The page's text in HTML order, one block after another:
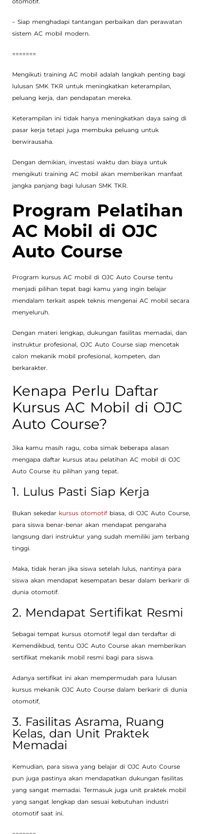
– Siap menghadapi tantangan perbaikan dan perawatan
sistem AC mobil modern.
=======
Mengikuti training AC mobil adalah langkah penting bagi
lulusan SMK TKR untuk meningkatkan keterampilan,
peluang kerja, dan pendapatan mereka.
Keterampilan ini tidak hanya meningkatkan daya saing di
pasar kerja tetapi juga membuka peluang untuk
berwirausaha.
Dengan demikian, investasi waktu dan biaya untuk
mengikuti training AC mobil akan memberikan manfaat
jangka panjang bagi lulusan SMK TKR.
Program Pelatihan
AC Mobil di OJC
Auto Course
Program kursus AC mobil di OJC Auto Course tentu
menjadi pilihan tepat bagi kamu yang ingin belajar
mendalam terkait aspek teknis mengenai AC mobil secara
menyeluruh.
Dengan materi lengkap, dukungan fasilitas memadai, dan
instruktur profesional, OJC Auto Course siap mencetak
calon mekanik mobil profesional, kompeten, dan
berkarakter.
Kenapa Perlu Daftar
Kursus AC Mobil di OJC
Auto Course?
Jika kamu masih ragu, coba simak beberapa alasan
mengapa daftar kursus atau pelatihan AC mobil di OJC
Auto Course itu pilihan yang tepat.
1. Lulus Pasti Siap Kerja
Bukan sekedar kursus otomotif biasa, di OJC Auto Course,
para siswa benar-benar akan mendapat pengaraha
langsung dari instruktur yang sudah memiliki jam terbang
tinggi.
Maka, tidak heran jika siswa setelah lulus, nantinya para
siswa akan mendapat kesempatan besar dalam berkarir di
dunia otomotif.
2. Mendapat Sertifikat Resmi
Sebagai tempat kursus otomotif legal dan terdaftar di
Kemendikbud, tentu OJC Auto Course akan memberikan
sertifikat mekanik mobil resmi bagi para siswa.
Adanya sertifikat ini akan mempermudah para lulusan
kursus mekanik OJC Auto Course dalam berkarir di dunia
otomotif,
3. Fasilitas Asrama, Ruang
Kelas, dan Unit Praktek
Memadai
Kemudian, para siswa yang belajar di OJC Auto Course
pun juga pastinya akan mendapatkan dukungan fasilitas
yang sangat memadai. Termasuk juga unit praktek mobil
yang sangat lengkap dan sesuai kebutuhan industri
otomotif saat ini.